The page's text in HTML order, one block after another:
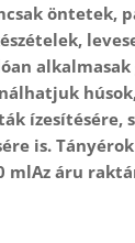
öntetek,
ízesítésére,
is.
mlAz áru